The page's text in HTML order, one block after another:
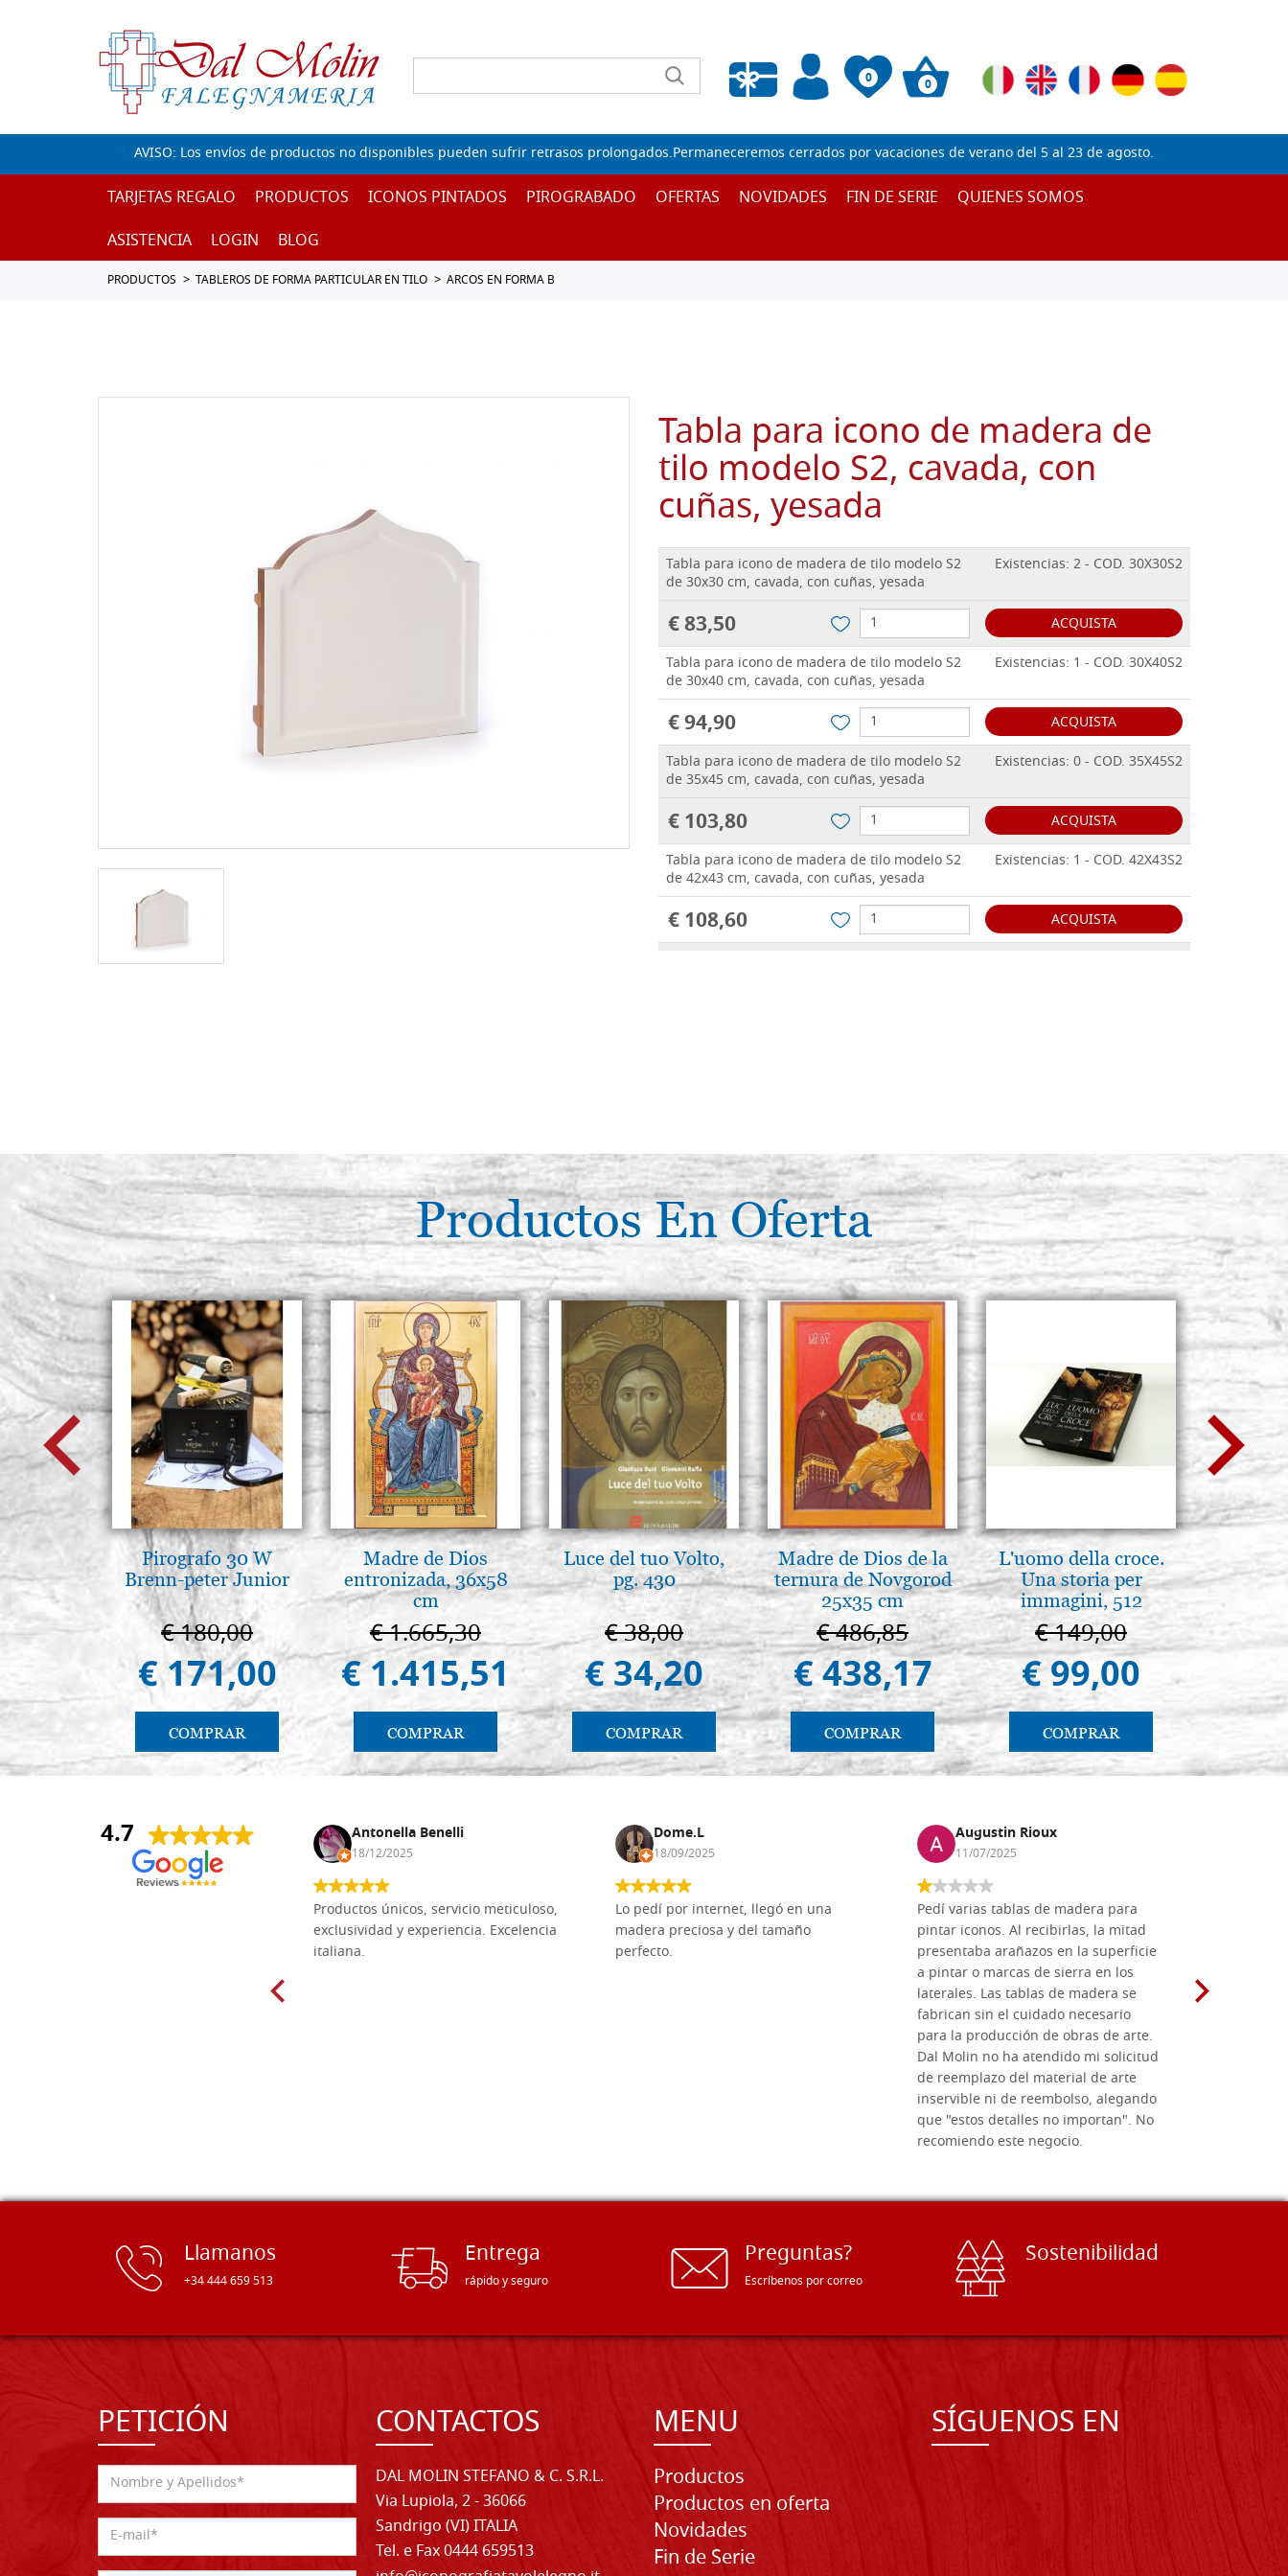
0
Lista de deseos vacía
0
AVISO: Los envíos de productos no disponibles pueden sufrir retrasos prolongados.Permaneceremos cerrados por vacaciones de verano del 5 al 23 de agosto.
TARJETAS REGALO PRODUCTOS ICONOS PINTADOS PIROGRABADO OFERTAS NOVIDADES FIN DE SERIE
QUIENES SOMOS
ASISTENCIA
LOGIN BLOG
PRODUCTOS TABLEROS DE FORMA PARTICULAR EN TILO ARCOS EN FORMA B
Tabla para icono de madera de
tilo modelo S2, cavada, con
cuñas, yesada
Tabla para icono de madera de tilo modelo S2
de 30x30 cm, cavada, con cuñas, yesada
Existencias: 2 - COD. 30X30S2
€ 83,50
ACQUISTA
Tabla para icono de madera de tilo modelo S2
de 30x40 cm, cavada, con cuñas, yesada
Existencias: 1 - COD. 30X40S2
€ 94,90
ACQUISTA
Tabla para icono de madera de tilo modelo S2
de 35x45 cm, cavada, con cuñas, yesada
Existencias: 0 - COD. 35X45S2
€ 103,80
ACQUISTA
Tabla para icono de madera de tilo modelo S2
de 42x43 cm, cavada, con cuñas, yesada
Existencias: 1 - COD. 42X43S2
€ 108,60
ACQUISTA
Productos En Oferta
Pirografo 30 W
Brenn-peter Junior
€ 180,00
€ 171,00
COMPRAR
Madre de Dios
entronizada, 36x58
cm
€ 1.665,30
€ 1.415,51
COMPRAR
Luce del tuo Volto,
pg. 430
€ 38,00
€ 34,20
COMPRAR
Madre de Dios de la
ternura de Novgorod
25x35 cm
€ 486,85
€ 438,17
COMPRAR
L'uomo della croce.
Una storia per
immagini, 512
páginas
€ 149,00
€ 99,00
COMPRAR
La
€
4.7
Anna Maria Negri Antonella Benelli
18/12/2025
Productos únicos, servicio meticuloso,
exclusividad y experiencia. Excelencia
italiana.
Dome.L
18/09/2025
Lo pedí por internet, llegó en una
madera preciosa y del tamaño
perfecto.
Augustin Rioux
11/07/2025
Pedí varias tablas de madera para
pintar iconos. Al recibirlas, la mitad
presentaba arañazos en la superficie
a pintar o marcas de sierra en los
laterales. Las tablas de madera se
fabrican sin el cuidado necesario
para la producción de obras de arte.
Dal Molin no ha atendido mi solicitud
de reemplazo del material de arte
inservible ni de reembolso, alegando
que "estos detalles no importan". No
recomiendo este negocio.
Llamanos
+34 444 659 513
Entrega
rápido y seguro
Preguntas?
Escríbenos por correo
Sostenibilidad
PETICIÓN CONTACTOS
DAL MOLIN STEFANO & C. S.R.L.
Via Lupiola, 2 - 36066
Sandrigo (VI) ITALIA
Tel. e Fax 0444 659513
MENU
Productos
Productos en oferta
Novidades
Fin de Serie
SÍGUENOS EN